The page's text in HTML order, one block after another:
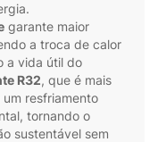
garante maior
a troca de calor
a vida útil do
R32, que é mais
resfriamento
tornando o
sustentável sem